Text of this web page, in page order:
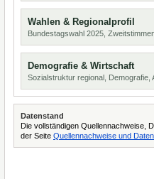
Wahlen & Regionalprofil
Bundestagswahl 2025,
Demografie & Wirtschaft
Sozialstruktur regional, Demografie,
Datenstand
Die vollständigen Quellennachweise,
der Seite Quellennachweise und